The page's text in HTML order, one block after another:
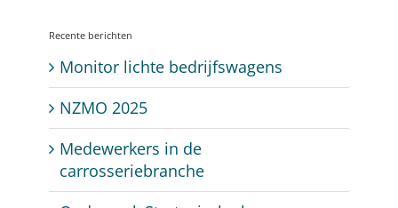
Recente berichten
Monitor lichte bedrijfswagens
NZMO 2025
Medewerkers in de
carrosseriebranche